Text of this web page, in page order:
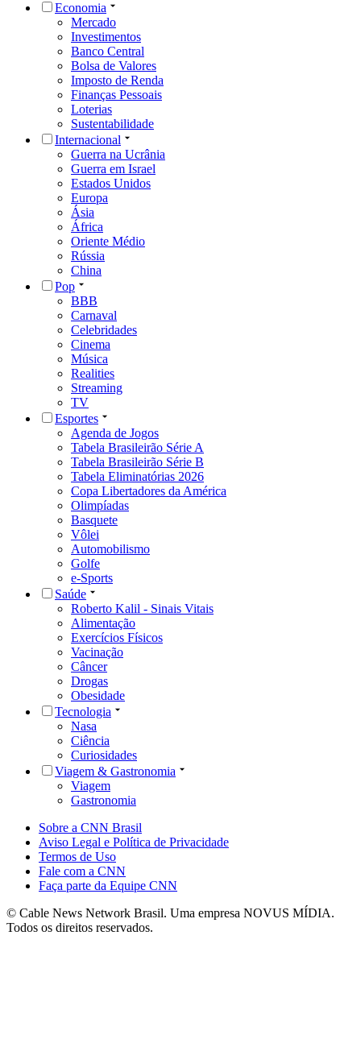
Economia
Mercado
Investimentos
Banco Central
Bolsa de Valores
Imposto de Renda
Finanças Pessoais
Loterias
Sustentabilidade
Internacional
Guerra na Ucrânia
Guerra em Israel
Estados Unidos
Europa
Ásia
África
Oriente Médio
Rússia
China
Pop
BBB
Carnaval
Celebridades
Cinema
Música
Realities
Streaming
TV
Esportes
Agenda de Jogos
Tabela Brasileirão Série A
Tabela Brasileirão Série B
Tabela Eliminatórias 2026
Copa Libertadores da América
Olimpíadas
Basquete
Vôlei
Automobilismo
Golfe
e-Sports
Saúde
Roberto Kalil - Sinais Vitais
Alimentação
Exercícios Físicos
Vacinação
Câncer
Drogas
Obesidade
Tecnologia
Nasa
Ciência
Curiosidades
Viagem & Gastronomia
Viagem
Gastronomia
Sobre a CNN Brasil
Aviso Legal e Política de Privacidade
Termos de Uso
Fale com a CNN
Faça parte da Equipe CNN
© Cable News Network Brasil. Uma empresa NOVUS MÍDIA.
Todos os direitos reservados.